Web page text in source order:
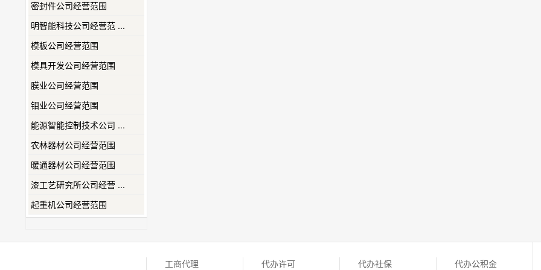
密封件公司经营范围
明智能科技公司经营范 ...
模板公司经营范围
模具开发公司经营范围
膜业公司经营范围
钼业公司经营范围
能源智能控制技术公司 ...
农林器材公司经营范围
暖通器材公司经营范围
漆工艺研究所公司经营 ...
起重机公司经营范围
工商代理 代办许可 代办社保 代办公积金